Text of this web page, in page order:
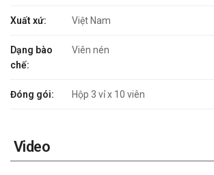
Xuất xứ: Việt Nam
Dạng bào
chế:
Viên nén
Đóng gói: Hộp 3 vỉ x 10 viên
Video